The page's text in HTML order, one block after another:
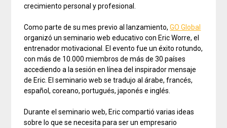
crecimiento personal y profesional.
Como parte de su mes previo al lanzamiento,GO Global
organizó un seminario web educativo con Eric Worre, el
entrenador motivacional. El evento fue un éxito rotundo,
con más de 10.000 miembros de más de 30 países
accediendo a la sesión en línea del inspirador mensaje
de Eric. El seminario web se tradujo al árabe, francés,
español, coreano, portugués, japonés e inglés.
Durante el seminario web, Eric compartió varias ideas
sobre lo que se necesita para ser un empresario